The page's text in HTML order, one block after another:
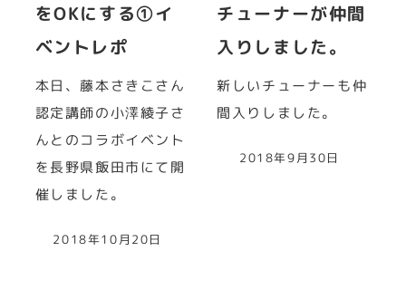
をOKにする①イ
ベントレポ
本日、藤本さきこさん
認定講師の小澤綾子さ
んとのコラボイベント
を長野県飯田市にて開
催しました。
2018年10月20日
チューナーが仲間
入りしました。
新しいチューナーも仲
間入りしました。
2018年9月30日